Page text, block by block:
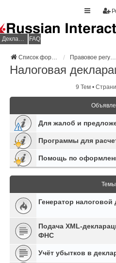
Декларация НДФЛ FAQ
Список форумов Правовое регулирование
Налоговая
9 Тем •
Для жалоб и
Программы для
Помощь по
Темы
Генератор налоговой
Подача XML-
ФНС
Учёт убытков в